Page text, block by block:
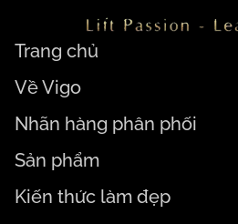
Trang chủ
Về Vigo
Nhãn hàng phân phối
Sản phẩm
Kiến thức làm đẹp